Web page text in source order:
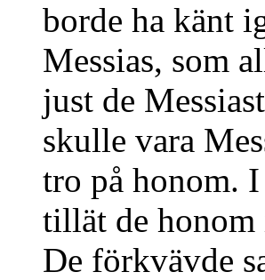
borde ha känt
Messias, som
just de
skulle vara
tro på honom.
tillät de honom
De förkvävde